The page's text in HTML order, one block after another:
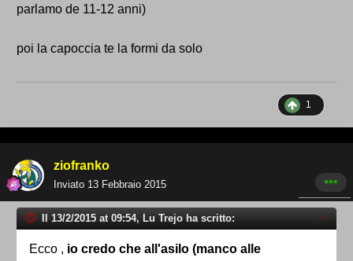
parlamo de 11-12 anni)
poi la capoccia te la formi da solo
1
ziofranko
Inviato 13 Febbraio 2015
Il 13/2/2015 at 09:54, Lu Trejo ha scritto:
Ecco , io credo che all'asilo (manco alle